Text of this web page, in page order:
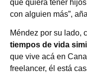
que quiera tener
con alguien más”,
Méndez por su lado,
tiempos de vida
que vive acá en
freelancer, él está